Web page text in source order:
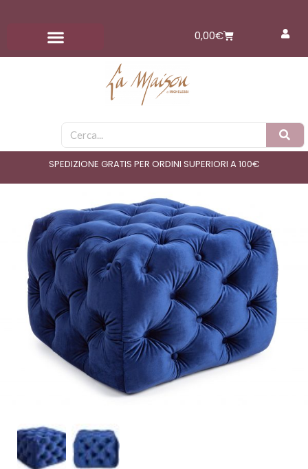
contenuto
0,00€Carrello
Cerca
SPEDIZIONE GRATIS PER ORDINI SUPERIORI A 100€